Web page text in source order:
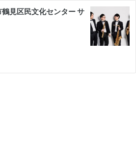
見区民文化センター サ